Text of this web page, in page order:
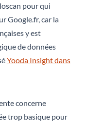
pour qui
Google.fr, car la
y est
de données
Yooda Insight dans
concerne
trop basique pour